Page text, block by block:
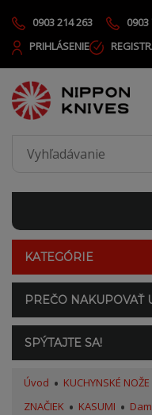
0903 214 263 0903
PRIHLÁSENIE
KATEGÓRIE
PREČO NAKUPOVAŤ
SPÝTAJTE SA!
Úvod KUCHYNSKÉ NOŽE
ZNAČIEK
KASUMI